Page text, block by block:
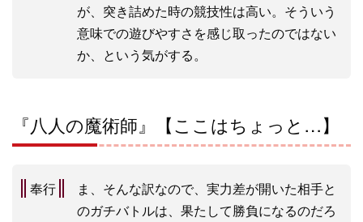
が、突き詰めた時の競技性は高い。そういう
意味での遊びやすさを感じ取ったのではない
か、という気がする。
『八人の魔術師』【ここはちょっと…】
奉行
ま、そんな訳なので、実力差が開いた相手と
のガチバトルは、果たして勝負になるのだろ